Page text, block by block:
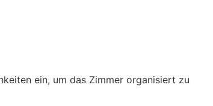
ein, um das Zimmer organisiert zu